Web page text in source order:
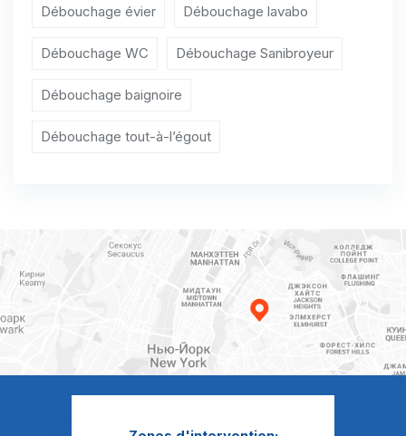
Débouchage évier Débouchage lavabo
Débouchage WC Débouchage Sanibroyeur
Débouchage baignoire
Débouchage tout-à-l’égout